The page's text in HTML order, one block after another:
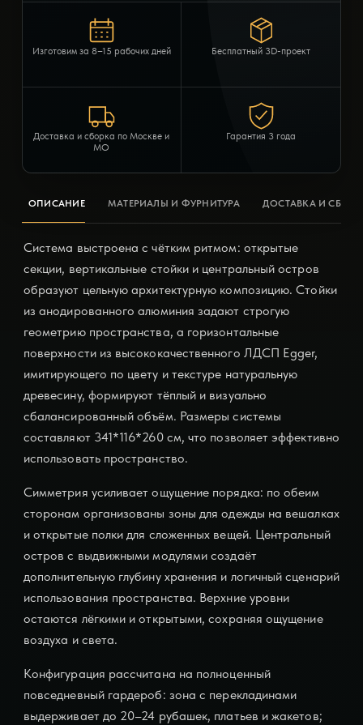
Изготовим за 8–15 рабочих дней Бесплатный 3D-проект
Доставка и сборка по Москве и
МО
Гарантия 3 года
ОПИСАНИЕ МАТЕРИАЛЫ И ФУРНИТУРА ДОСТАВКА И
Система выстроена с чётким ритмом: открытые
секции, вертикальные стойки и центральный остров
образуют цельную архитектурную композицию. Стойки
из анодированного алюминия задают строгую
геометрию пространства, а горизонтальные
поверхности из высококачественного ЛДСП Egger,
имитирующего по цвету и текстуре натуральную
древесину, формируют тёплый и визуально
сбалансированный объём. Размеры системы
составляют 341*116*260 см, что позволяет эффективно
использовать пространство.
Симметрия усиливает ощущение порядка: по обеим
сторонам организованы зоны для одежды на вешалках
и открытые полки для сложенных вещей. Центральный
остров с выдвижными модулями создаёт
дополнительную глубину хранения и логичный сценарий
использования пространства. Верхние уровни
остаются лёгкими и открытыми, сохраняя ощущение
воздуха и света.
Конфигурация рассчитана на полноценный
повседневный гардероб: зона с перекладинами
выдерживает до 20–24 рубашек, платьев и жакетов;